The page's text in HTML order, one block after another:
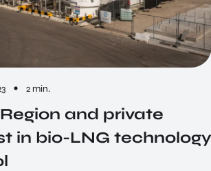
2 min.
and private
in bio-LNG technology